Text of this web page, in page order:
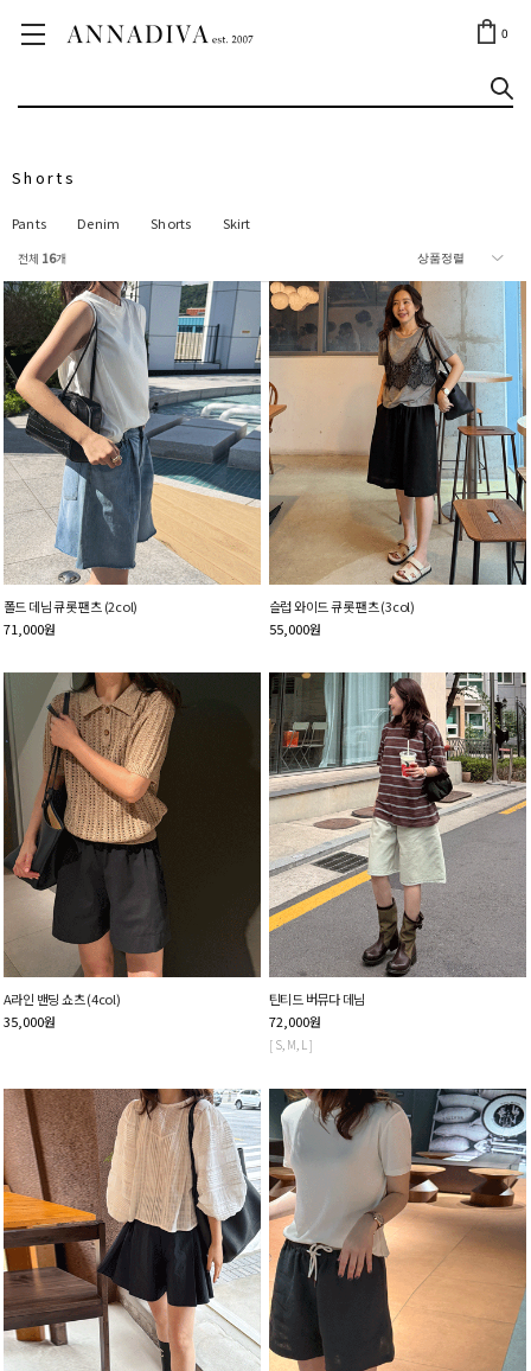
0
ANNA JEWELRY
Shorts
Pants Denim Shorts Skirt
전체 16개
폴드 데님 큐롯 팬츠 (2col)
71,000원
슬럽 와이드 큐롯 팬츠 (3col)
55,000원
A라인 밴딩 쇼츠 (4col)
35,000원
틴티드 버뮤다 데님
72,000원
[ S, M, L ]